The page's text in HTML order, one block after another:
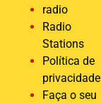
radio
Radio
Stations
Política de
privacidade
Faça o seu